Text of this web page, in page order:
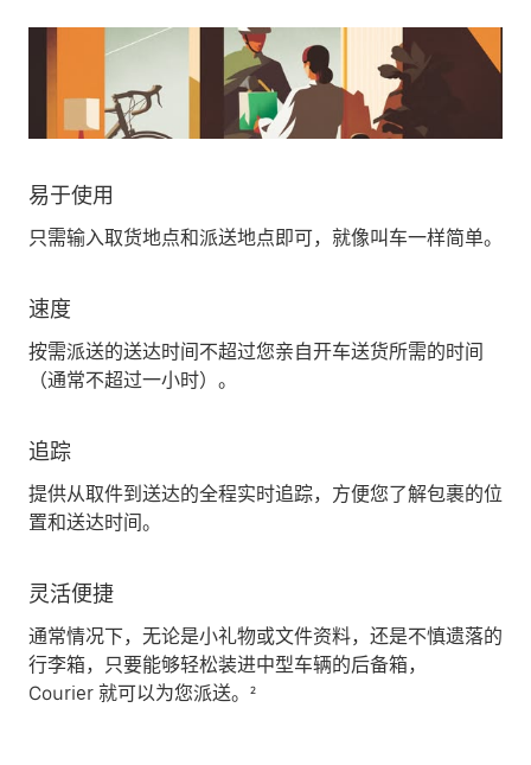
易于使用
只需输入取货地点和派送地点即可，就像叫车一样简单。
速度
按需派送的送达时间不超过您亲自开车送货所需的时间
（通常不超过一小时）。
追踪
提供从取件到送达的全程实时追踪，方便您了解包裹的位
置和送达时间。
灵活便捷
通常情况下，无论是小礼物或文件资料，还是不慎遗落的
行李箱，只要能够轻松装进中型车辆的后备箱，
Courier 就可以为您派送。²